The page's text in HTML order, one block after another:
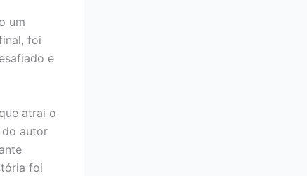
um
foi
e
atrai o
do autor
foi